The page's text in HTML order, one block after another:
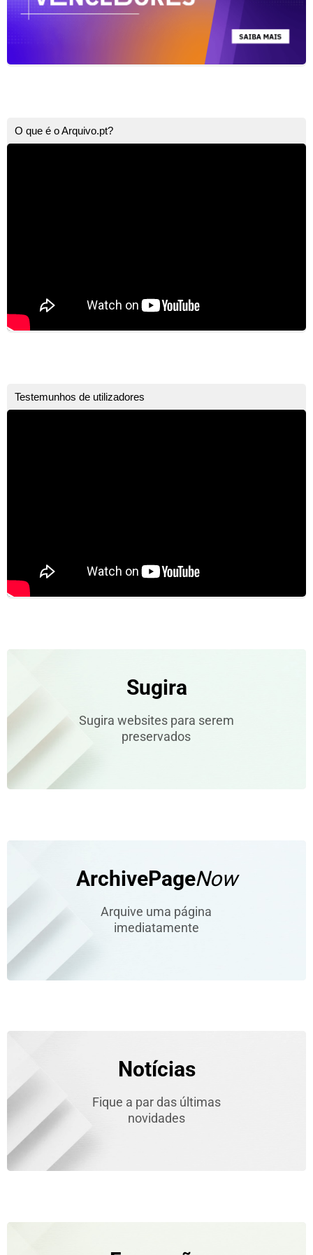
O que é o Arquivo.pt?
Testemunhos de utilizadores
Sugira
Sugira websites para serem
preservados
ArchivePageNow
Arquive uma página
imediatamente
Notícias
Fique a par das últimas
novidades